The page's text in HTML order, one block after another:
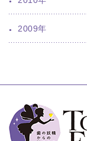
2009年